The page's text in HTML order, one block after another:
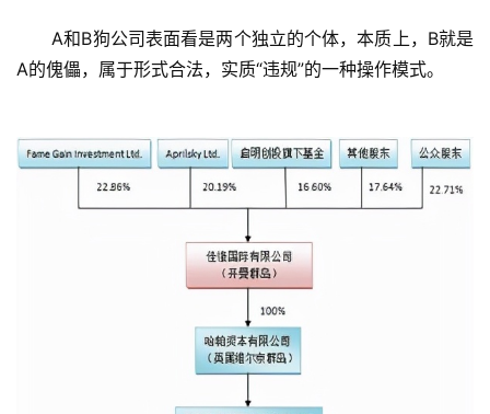
A和B狗公司表面看是两个独立的个体，本质上，B就是
A的傀儡，属于形式合法，实质“违规”的一种操作模式。